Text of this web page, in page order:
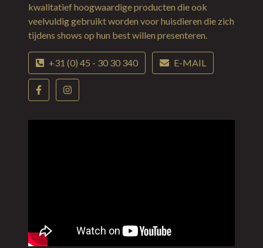
kwalitatief hoogwaardige producten die ook
veelvuldig gebruikt worden voor huisdieren die zich
tijdens shows op hun best willen presenteren.
+31 (0) 45 - 30 30 340 E-MAIL